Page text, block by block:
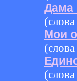
Дама
Мои